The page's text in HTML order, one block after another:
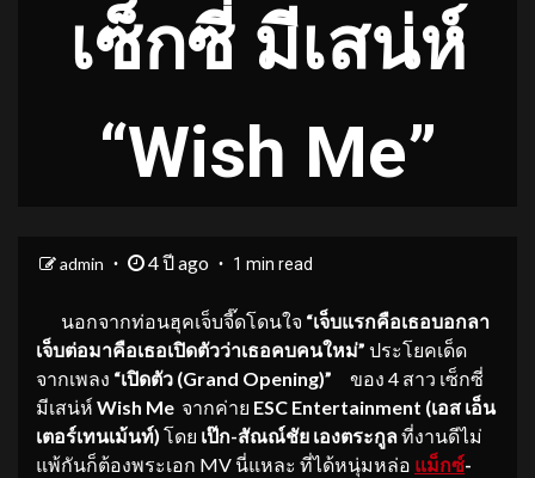
เซ็กซี่ มีเสน่ห์
“Wish Me”
admin 4 ปี ago 1 min read
นอกจากท่อนฮุคเจ็บจี๊ดโดนใจ “เจ็บแรกคือเธอบอกลา
เจ็บต่อมาคือเธอเปิดตัวว่าเธอคบคนใหม่” ประโยคเด็ด
จากเพลง “เปิดตัว (Grand Opening)” ของ 4 สาว เซ็กซี่
มีเสน่ห์ Wish Me จากค่าย ESC Entertainment (เอส เอ็น
เตอร์เทนเม้นท์) โดย เป๊ก-สัณณ์ชัย เองตระกูลที่งานดีไม่
แพ้กันก็ต้องพระเอก MV นี่แหละ ที่ได้หนุ่มหล่อ แม็กซ์-